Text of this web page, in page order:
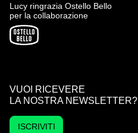
Lucy ringrazia Ostello Bello
per la collaborazione
VUOI RICEVERE
LA NOSTRA NEWSLETTER?
ISCRIVITI